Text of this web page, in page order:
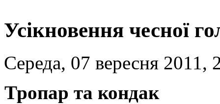
Усікновення чесної
Середа, 07 вересня 2011,
Тропар та кондак